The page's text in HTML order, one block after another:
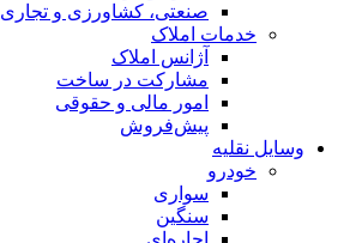
صنعتی،‌ کشاورزی و تجاری
خدمات املاک
آژانس املاک
مشارکت در ساخت
امور مالی و حقوقی
پیش‌فروش
وسایل نقلیه
خودرو
سواری
سنگین